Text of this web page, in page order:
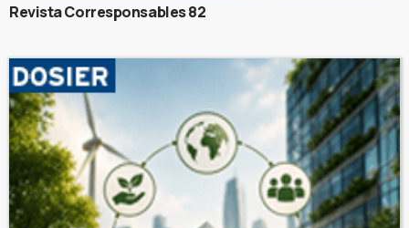
Revista Corresponsables 82